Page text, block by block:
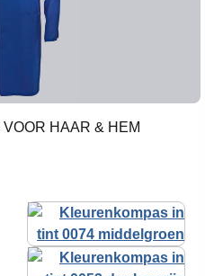
HAAR & HEM